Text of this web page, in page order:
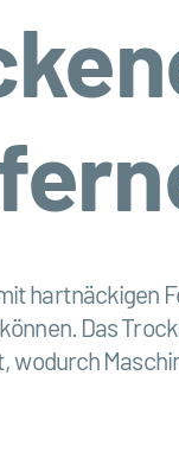
hartnäckigen
Das